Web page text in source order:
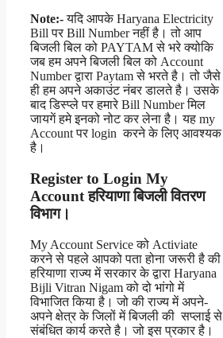
Note:-यदि आपके Haryana Electricity
Bill पर Bill Number नहीं है। तो आप
बिजली बिल को PAYTAM से भरे क्योकि
जब हम अपने बिजली बिल को Account
Number द्वारा Paytam से भरते है। तो जैसे
ही हम अपने अकाउंट नंबर डालते है। उसके
बाद डिस्प्ले पर हमारे Bill Number मिल
जायगें हमे इनको नोट कर लेना है। यह my
Account पर login करने के लिए आवश्यक
है।
Register to Login My
Account हरियाणा बिजली वितरण
विभाग।
My Account Service को Activiate
करने से पहले आपको पता होना जरूरी है की
हरियाणा राज्य में सरकार के द्वारा Haryana
Bijli Vitran Nigam को दो भांगो में
विभाजित किया है। जो की राज्य में अपने-
अपने क्षेत्र के जिलों में बिजली की सप्लाई से
संबंधित कार्य करते है। जो इस प्रकार है।